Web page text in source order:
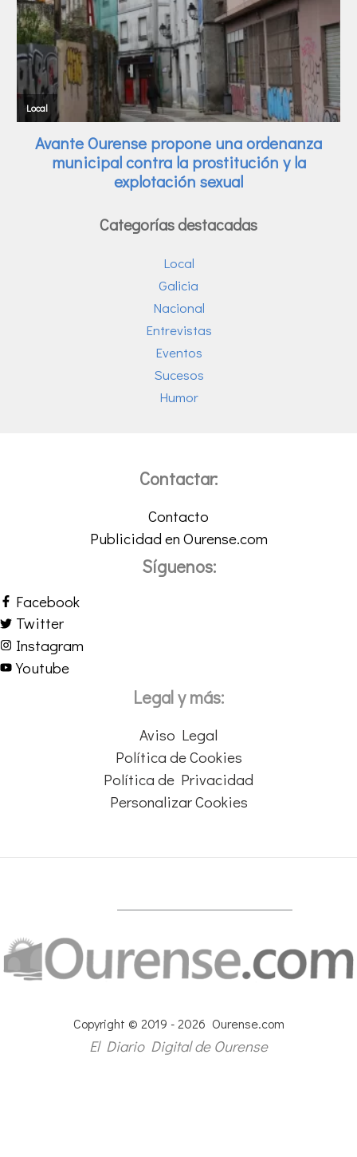
Categorías destacadas
Local
Galicia
Nacional
Entrevistas
Eventos
Sucesos
Humor
Contactar:
Contacto
Publicidad en Ourense.com
Síguenos:
Facebook
Twitter
Instagram
Youtube
Legal y más:
Aviso Legal
Política de Cookies
Política de Privacidad
Personalizar Cookies
Copyright © 2019 - 2026 Ourense.com
El Diario Digital de Ourense